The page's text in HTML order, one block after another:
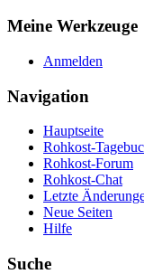
Meine Werkzeuge
Anmelden
Navigation
Hauptseite
Rohkost-
Rohkost-Forum
Rohkost-Chat
Letzte
Neue Seiten
Hilfe
Suche